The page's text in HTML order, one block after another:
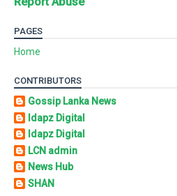
PAGES
Home
CONTRIBUTORS
Gossip Lanka News
Idapz Digital
Idapz Digital
LCN admin
News Hub
SHAN